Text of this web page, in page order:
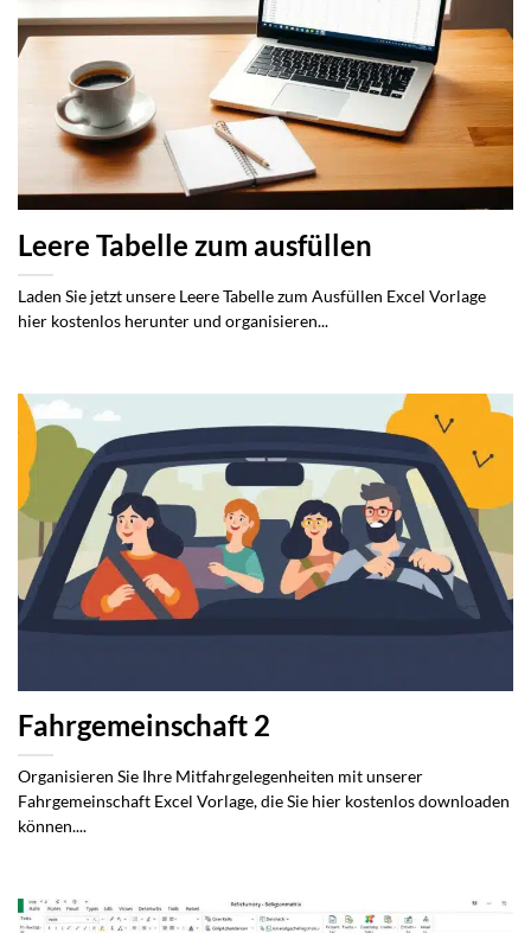
Leere Tabelle zum ausfüllen
Laden Sie jetzt unsere Leere Tabelle zum Ausfüllen Excel Vorlage
hier kostenlos herunter und organisieren...
Fahrgemeinschaft 2
Organisieren Sie Ihre Mitfahrgelegenheiten mit unserer
Fahrgemeinschaft Excel Vorlage, die Sie hier kostenlos downloaden
können....